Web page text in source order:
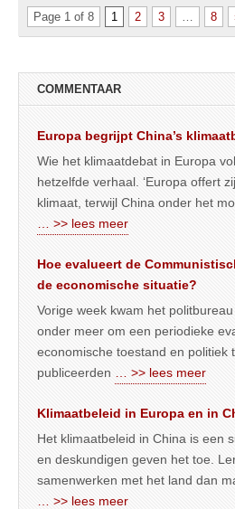
Page 1 of 8 1 2 3 8
COMMENTAAR
Europa begrijpt China’s
Wie het klimaatdebat in Europa
hetzelfde verhaal. ‘Europa offert
klimaat, terwijl China onder het
… >> lees meer
Hoe evalueert de
de economische situatie?
Vorige week kwam het
onder meer om een periodieke
economische toestand en politiek
publiceerden
… >> lees meer
Klimaatbeleid in Europa en in
Het klimaatbeleid in China is een
en deskundigen geven het toe.
samenwerken met het land dan
… >> lees meer